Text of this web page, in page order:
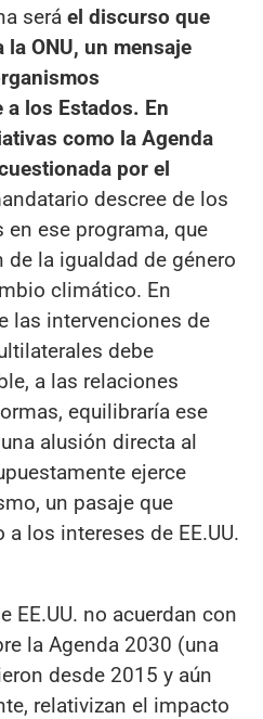
será el discurso que
ONU, un mensaje
los Estados. En
como la Agenda
por el
descree de los
ese programa, que
la igualdad de género
climático. En
las intervenciones de
debe
a las relaciones
equilibraría ese
alusión directa al
ejerce
un pasaje que
los intereses de EE.UU.
EE.UU. no acuerdan con
la Agenda 2030 (una
desde 2015 y aún
relativizan el impacto